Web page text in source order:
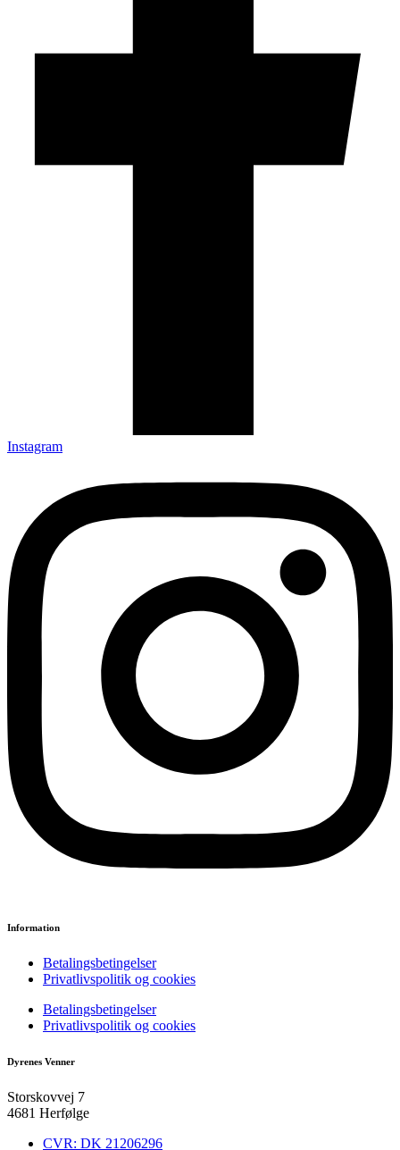
Instagram
Information
Betalingsbetingelser
Privatlivspolitik og cookies
Betalingsbetingelser
Privatlivspolitik og cookies
Dyrenes Venner
Storskovvej 7
4681 Herfølge
CVR: DK 21206296